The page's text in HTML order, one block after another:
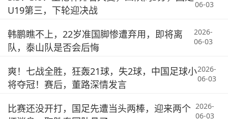
U19第三，下轮迎决战
06-03
韩鹏瞧不上，22岁准国脚惨遭弃用，即将离
队，泰山队是否会后悔
2026-
06-03
爽！七战全胜，狂轰21球，失2球，中国足球小
将夺冠！赛后，董路深情发言
2026-
06-03
比赛还没开打，国足先遭当头两棒，迎来两个 2026-
06-03